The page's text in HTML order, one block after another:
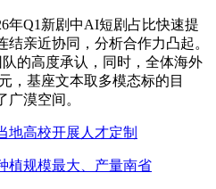
Q1新剧中AI短剧占比快速提
亲近协同，分析合作力凸起。
队的高度承认，同时，全体海外
，基座文本取多模态标的目
漠空间。
地高校开展人才定制
植规模最大、产量南省